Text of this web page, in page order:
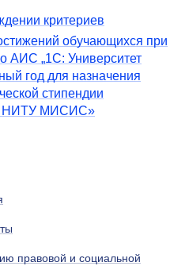
критериев
обучающихся при
АИС „1С: Университет
год для назначения
стипендии
НИТУ МИСИС»
правовой и социальной